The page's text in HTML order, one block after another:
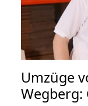
Umzüge
Wegberg: